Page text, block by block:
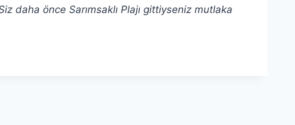
daha önce Sarımsaklı Plajı gittiyseniz mutlaka